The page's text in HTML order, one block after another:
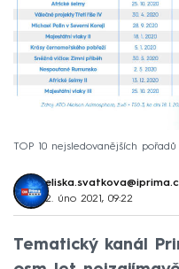
TOP 10 nejsledovanějších
2. úno 2021, 09:22
Tematický kanál